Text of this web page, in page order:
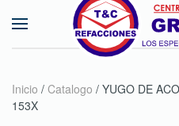
Skip to main content
Inicio / Catalogo / YUGO DE
153X